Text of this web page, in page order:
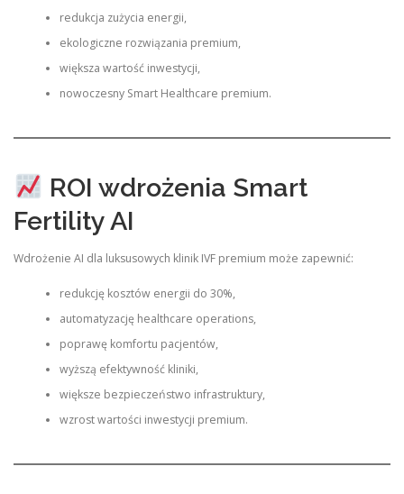
redukcja zużycia energii,
ekologiczne rozwiązania premium,
większa wartość inwestycji,
nowoczesny Smart Healthcare premium.
ROI wdrożenia Smart
Fertility AI
Wdrożenie AI dla luksusowych klinik IVF premium może zapewnić:
redukcję kosztów energii do 30%,
automatyzację healthcare operations,
poprawę komfortu pacjentów,
wyższą efektywność kliniki,
większe bezpieczeństwo infrastruktury,
wzrost wartości inwestycji premium.